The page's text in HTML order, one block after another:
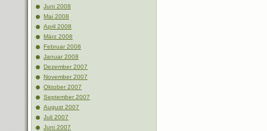
Juni 2008
Mai 2008
April 2008
März 2008
Februar 2008
Januar 2008
Dezember 2007
November 2007
Oktober 2007
September 2007
August 2007
Juli 2007
Juni 2007